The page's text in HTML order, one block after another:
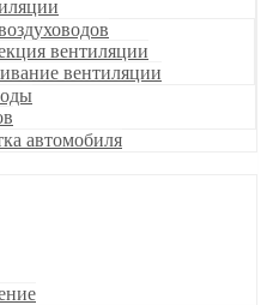
вентиляции
вентиляции
автомобиля